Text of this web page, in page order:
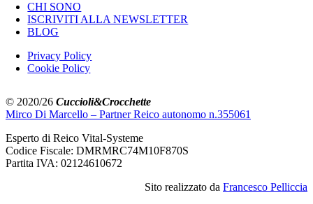
CHI SONO
ISCRIVITI ALLA NEWSLETTER
BLOG
Privacy Policy
Cookie Policy
© 2020/26 Cuccioli&Crocchette
Mirco Di Marcello – Partner Reico autonomo n.355061
Esperto di Reico Vital-Systeme
Codice Fiscale: DMRMRC74M10F870S
Partita IVA: 02124610672
Sito realizzato da Francesco Pelliccia